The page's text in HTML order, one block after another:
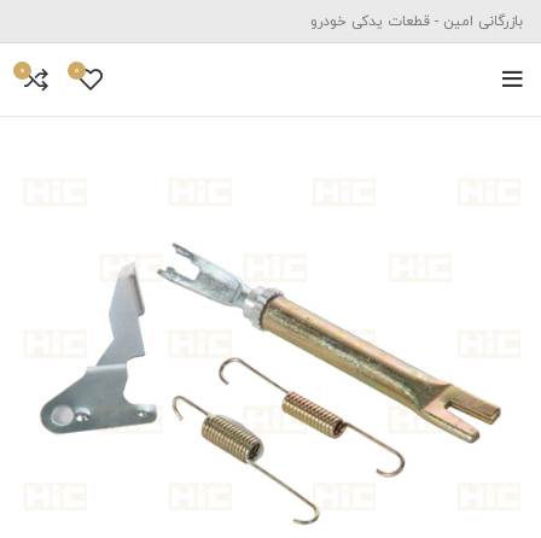
بازرگانی امین - قطعات یدکی خودرو
0
0